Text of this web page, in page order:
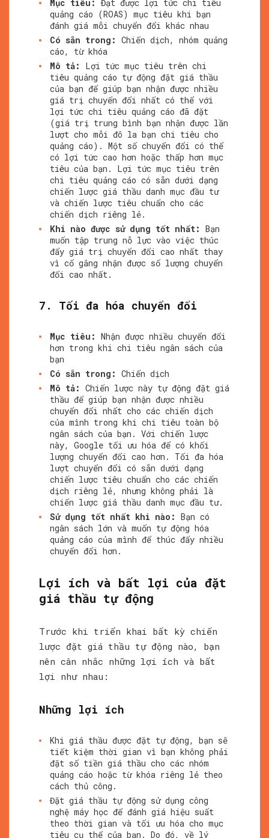
Mục tiêu: Đạt được lợi tức chi tiêu
quảng cáo (ROAS) mục tiêu khi bạn
đánh giá mỗi chuyển đổi khác nhau
Có sẵn trong: Chiến dịch, nhóm quảng
cáo, từ khóa
Mô tả:
Lợi tức mục tiêu trên chi
tiêu quảng cáo tự động đặt giá thầu
của bạn để giúp bạn nhận được nhiều
giá trị chuyển đổi nhất có thể với
lợi tức chi tiêu quảng cáo đã đặt
(giá trị trung bình bạn nhận được lần
lượt cho mỗi đô la bạn chi tiêu cho
quảng cáo). Một số chuyển đổi có thể
có lợi tức cao hơn hoặc thấp hơn mục
tiêu của bạn. Lợi tức mục tiêu trên
chi tiêu quảng cáo có sẵn dưới dạng
chiến lược giá thầu danh mục đầu tư
và chiến lược tiêu chuẩn cho các
chiến dịch riêng lẻ.
Khi nào được sử dụng tốt nhất: Bạn
muốn tập trung nỗ lực vào việc thúc
đẩy giá trị chuyển đổi cao nhất thay
vì cố gắng nhận được số lượng chuyển
đổi cao nhất.
7. Tối đa hóa chuyển đổi
Mục tiêu: Nhận được nhiều chuyển đổi
hơn trong khi chi tiêu ngân sách của
bạn
Có sẵn trong: Chiến dịch
Mô tả: Chiến lược này tự động đặt giá
thầu để giúp bạn nhận được nhiều
chuyển đổi nhất cho các chiến dịch
của mình trong khi chi tiêu toàn bộ
ngân sách của bạn. Với chiến lược
này, Google tối ưu hóa để có khối
lượng chuyển đổi cao hơn. Tối đa hóa
lượt chuyển đổi có sẵn dưới dạng
chiến lược tiêu chuẩn cho các chiến
dịch riêng lẻ, nhưng không phải là
chiến lược giá thầu danh mục đầu tư.
Sử dụng tốt nhất khi nào: Bạn có
ngân sách lớn và muốn tự động hóa
quảng cáo của mình để thúc đẩy nhiều
chuyển đổi hơn.
Lợi ích và bất lợi của đặt
giá thầu tự động
Trước khi triển khai bất kỳ chiến
lược đặt giá thầu tự động nào, bạn
nên cân nhắc những lợi ích và bất
lợi như nhau:
Những lợi ích
Khi giá thầu được đặt tự động, bạn sẽ
tiết kiệm thời gian vì bạn không phải
đặt số tiền giá thầu cho các nhóm
quảng cáo hoặc từ khóa riêng lẻ theo
cách thủ công.
Đặt giá thầu tự động sử dụng công
nghệ máy học để đánh giá hiệu suất
theo thời gian và tối ưu hóa cho mục
tiêu cụ thể của bạn. Do đó, về lý